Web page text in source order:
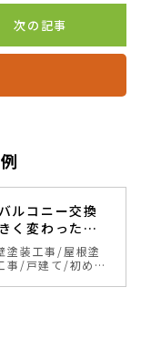
次の記事
ルコニー交換
く変わったス
ウス
塗装工事
屋根塗
事 戸建て 初めて
系 カラーシミュ